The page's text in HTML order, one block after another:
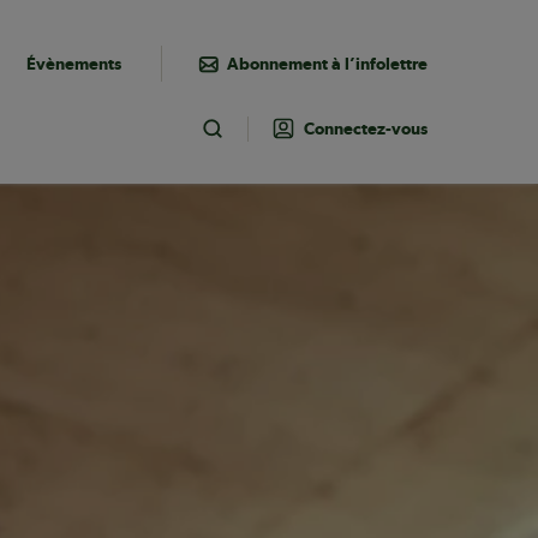
Évènements Abonnement à l’infolettre
Toggle Search
Connectez-vous